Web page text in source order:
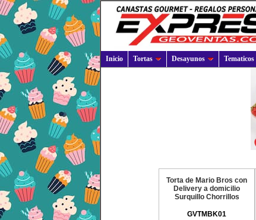
Inicio Tortas Desayunos Tematicos
Torta de Mario Bros con
Delivery a domicilio
Surquillo Chorrillos
GVTMBK01